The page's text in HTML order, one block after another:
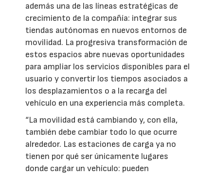
además una de las líneas estratégicas de
crecimiento de la compañía: integrar sus
tiendas autónomas en nuevos entornos de
movilidad. La progresiva transformación de
estos espacios abre nuevas oportunidades
para ampliar los servicios disponibles para el
usuario y convertir los tiempos asociados a
los desplazamientos o a la recarga del
vehículo en una experiencia más completa.
“La movilidad está cambiando y, con ella,
también debe cambiar todo lo que ocurre
alrededor. Las estaciones de carga ya no
tienen por qué ser únicamente lugares
donde cargar un vehículo: pueden